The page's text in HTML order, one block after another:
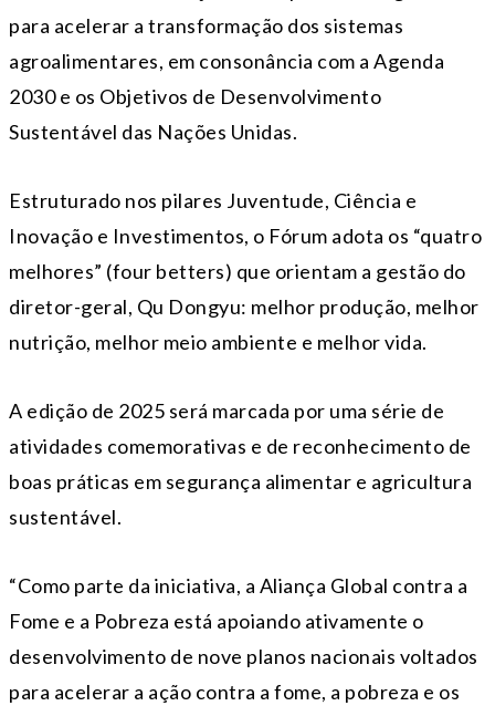
para acelerar a transformação dos sistemas
agroalimentares, em consonância com a Agenda
2030 e os Objetivos de Desenvolvimento
Sustentável das Nações Unidas.
Estruturado nos pilares Juventude, Ciência e
Inovação e Investimentos, o Fórum adota os “quatro
melhores” (four betters) que orientam a gestão do
diretor-geral, Qu Dongyu: melhor produção, melhor
nutrição, melhor meio ambiente e melhor vida.
A edição de 2025 será marcada por uma série de
atividades comemorativas e de reconhecimento de
boas práticas em segurança alimentar e agricultura
sustentável.
“Como parte da iniciativa, a Aliança Global contra a
Fome e a Pobreza está apoiando ativamente o
desenvolvimento de nove planos nacionais voltados
para acelerar a ação contra a fome, a pobreza e os